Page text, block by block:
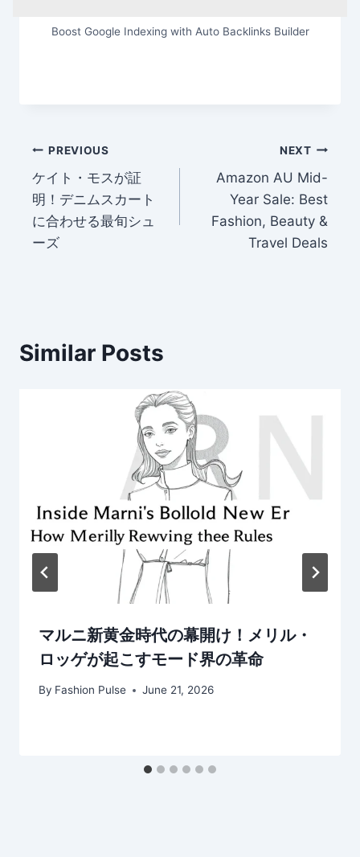
Boost Google Indexing with Auto Backlinks Builder
Post
navigation
PREVIOUS
ケイト・モスが証
明！デニムスカート
に合わせる最旬シュ
ーズ
NEXT
Amazon AU Mid-
Year Sale: Best
Fashion, Beauty &
Travel Deals
Similar Posts
マルニ新黄金時代の幕開け！メリル・
ロッゲが起こすモード界の革命
By Fashion Pulse June 21, 2026